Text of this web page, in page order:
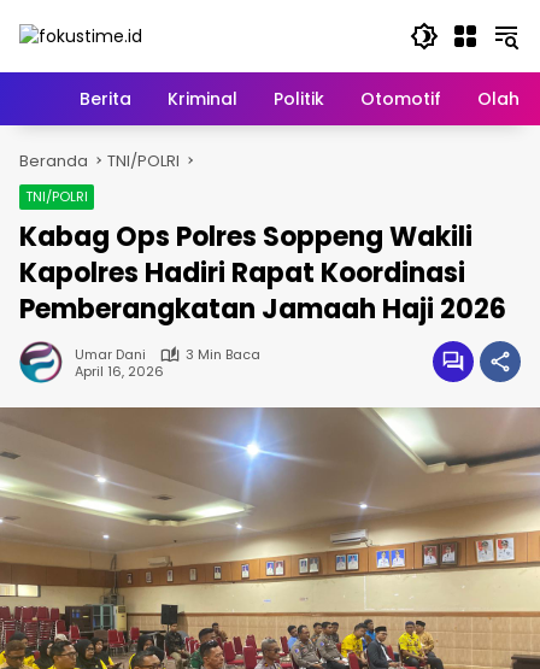
HomeBerita Kriminal Politik Otomotif
Beranda TNI/POLRI
TNI/POLRI
Kabag Ops Polres Soppeng Wakili
Kapolres Hadiri Rapat Koordinasi
Pemberangkatan Jamaah Haji 2026
Umar Dani
3 Min Baca
April 16, 2026